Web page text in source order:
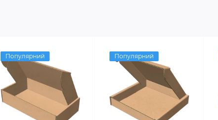
Популярний Популярний